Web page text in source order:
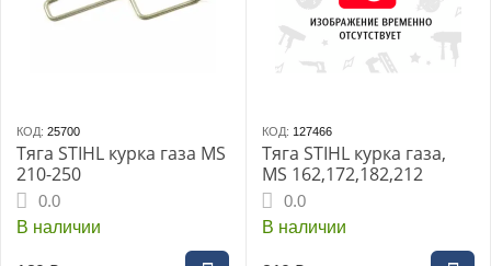
КОД: 25700
Тяга STIHL курка газа MS
210-250
0.0
В наличии
КОД: 127466
Тяга STIHL курка газа,
MS 162,172,182,212
0.0
В наличии